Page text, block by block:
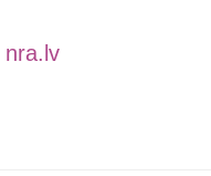
nra.lv